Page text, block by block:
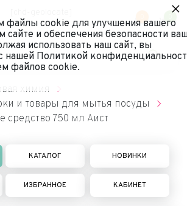
химия
и товары для мытья посуды
средство 750 мл Аист
КАТАЛОГ НОВИНКИ
ИЗБРАННОЕ КАБИНЕТ
файлы cookie для улучшения вашего
сайте и обеспечения безопасности
использовать наш сайт, вы
нашей Политикой
файлов cookie.
×